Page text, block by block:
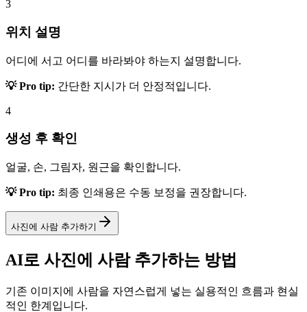
3
위치 설명
어디에 서고 어디를 바라봐야 하는지 설명합니다.
💡 Pro tip: 간단한 지시가 더 안정적입니다.
4
생성 후 확인
얼굴, 손, 그림자, 원근을 확인합니다.
💡 Pro tip: 최종 인쇄용은 수동 보정을 권장합니다.
사진에 사람 추가하기
AI로 사진에 사람 추가하는 방법
기존 이미지에 사람을 자연스럽게 넣는 실용적인 흐름과 현실
적인 한계입니다.